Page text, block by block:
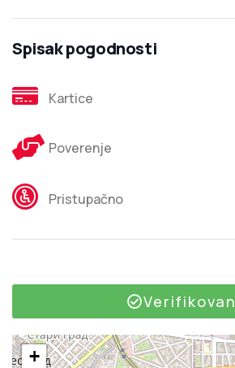
Spisak pogodnosti
Kartice
Poverenje
Pristupačno
Verifikovan
+